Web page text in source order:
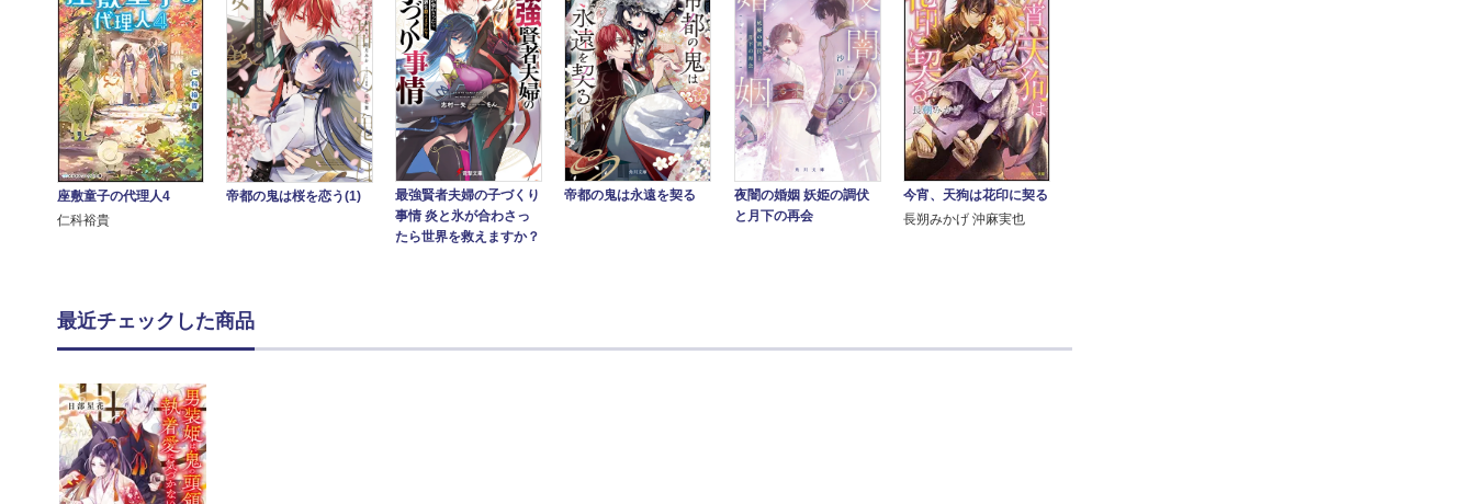
座敷童子の代理人4
仁科裕貴
帝都の鬼は桜を恋う(1)
最強賢者夫婦の子づくり
事情 炎と氷が合わさっ
たら世界を救えますか？
帝都の鬼は永遠を契る
夜闇の婚姻 妖姫の調伏
と月下の再会
今宵、天狗は花印に契る
長朔みかげ 沖麻実也
最近チェックした商品